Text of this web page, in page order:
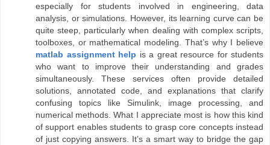
especially for students involved in engineering, data
analysis, or simulations. However, its learning curve can be
quite steep, particularly when dealing with complex scripts,
toolboxes, or mathematical modeling. That’s why I believe
matlab assignment help is a great resource for students
who want to improve their understanding and grades
simultaneously. These services often provide detailed
solutions, annotated code, and explanations that clarify
confusing topics like Simulink, image processing, and
numerical methods. What I appreciate most is how this kind
of support enables students to grasp core concepts instead
of just copying answers. It’s a smart way to bridge the gap